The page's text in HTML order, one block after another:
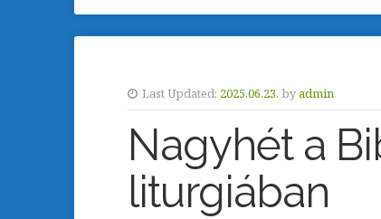
Last Updated: 2025.06.23. byadmin
Nagyhét a
liturgiában